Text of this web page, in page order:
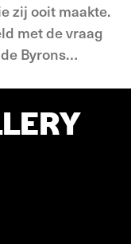
zij ooit maakte.
met de vraag
Byrons…